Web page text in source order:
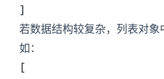
]
若数据结构较复杂，列表对象
如：
[